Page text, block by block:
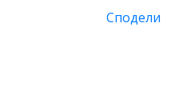
Сподели